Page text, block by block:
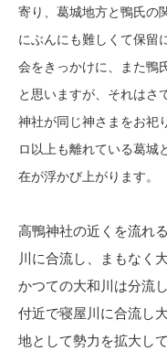
寄り、葛城地方と鴨氏の
にぶんにも難しくて保留
会をきっかけに、また鴨
と思いますが、それはさ
神社が同じ神さまをお祀
ロ以上も離れている葛城
在が浮かび上がります。
高鴨神社の近くを流れ
川に合流し、まもなく
かつての大和川は分流
付近で寝屋川に合流し
地として勢力を拡大し